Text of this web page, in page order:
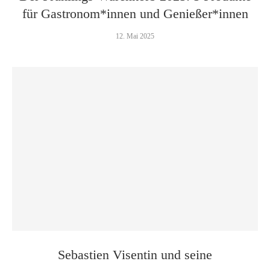
für Gastronom*innen und Genießer*innen
12. Mai 2025
Sebastien Visentin und seine